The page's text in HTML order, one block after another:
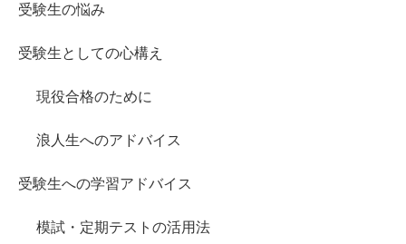
受験生の悩み
受験生としての心構え
現役合格のために
浪人生へのアドバイス
受験生への学習アドバイス
模試・定期テストの活用法